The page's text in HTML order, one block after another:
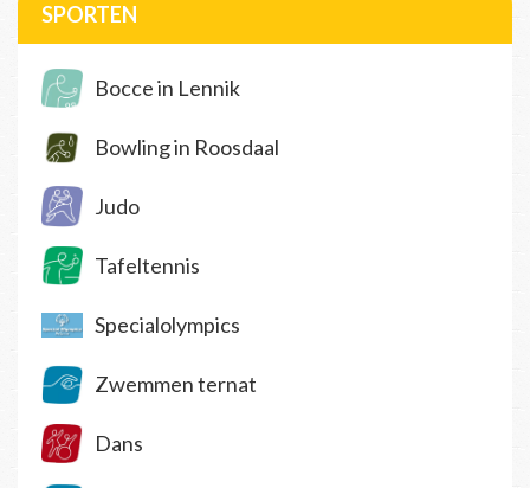
SPORTEN
Bocce in Lennik
Bowling in Roosdaal
Judo
Tafeltennis
Specialolympics
Zwemmen ternat
Dans